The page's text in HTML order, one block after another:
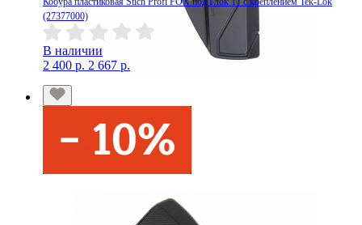
(27377000)
В наличии
2 400 р. 2 667 р.